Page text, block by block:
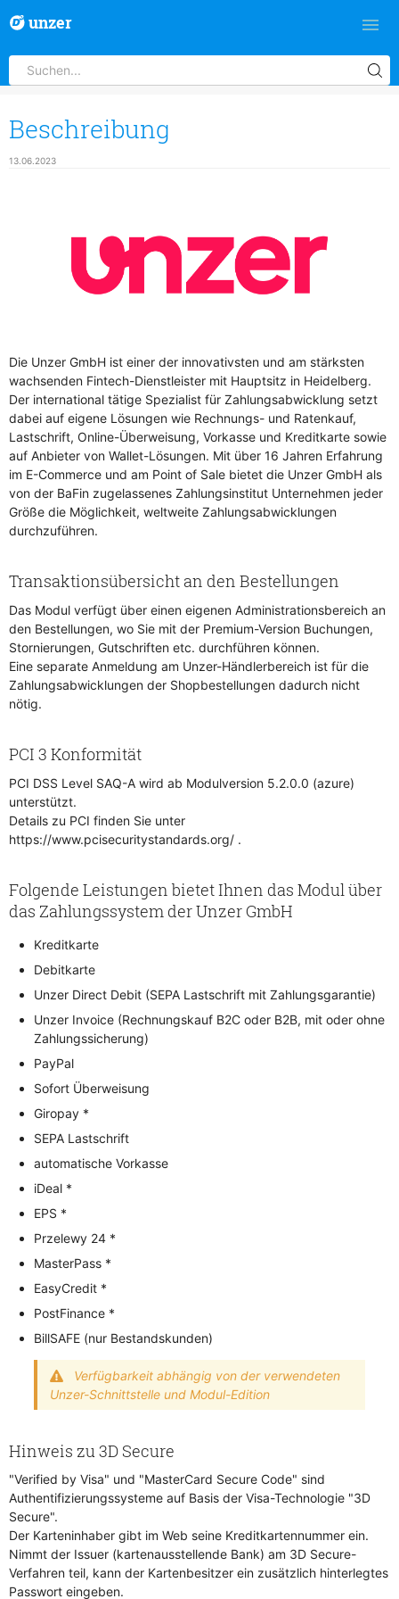
unzer
Beschreibung
13.06.2023
Die Unzer GmbH ist einer der innovativsten und am stärksten
wachsenden Fintech-Dienstleister mit Hauptsitz in Heidelberg.
Der international tätige Spezialist für Zahlungsabwicklung setzt
dabei auf eigene Lösungen wie Rechnungs- und Ratenkauf,
Lastschrift, Online-Überweisung, Vorkasse und Kreditkarte sowie
auf Anbieter von Wallet-Lösungen. Mit über 16 Jahren Erfahrung
im E-Commerce und am Point of Sale bietet die Unzer GmbH als
von der BaFin zugelassenes Zahlungsinstitut Unternehmen jeder
Größe die Möglichkeit, weltweite Zahlungsabwicklungen
durchzuführen.
Transaktionsübersicht an den Bestellungen
Das Modul verfügt über einen eigenen Administrationsbereich an
den Bestellungen, wo Sie mit der Premium-Version Buchungen,
Stornierungen, Gutschriften etc. durchführen können.
Eine separate Anmeldung am Unzer-Händlerbereich ist für die
Zahlungsabwicklungen der Shopbestellungen dadurch nicht
nötig.
PCI 3 Konformität
PCI DSS Level SAQ-A wird ab Modulversion 5.2.0.0 (azure)
unterstützt.
Details zu PCI finden Sie unter
https://www.pcisecuritystandards.org/ .
Folgende Leistungen bietet Ihnen das Modul über
das Zahlungssystem der Unzer GmbH
Kreditkarte
Debitkarte
Unzer Direct Debit (SEPA Lastschrift mit Zahlungsgarantie)
Unzer Invoice (Rechnungskauf B2C oder B2B, mit oder ohne
Zahlungssicherung)
PayPal
Sofort Überweisung
Giropay *
SEPA Lastschrift
automatische Vorkasse
iDeal *
EPS *
Przelewy 24 *
MasterPass *
EasyCredit *
PostFinance *
BillSAFE (nur Bestandskunden)
Verfügbarkeit abhängig von der verwendeten
Unzer-Schnittstelle und Modul-Edition
Hinweis zu 3D Secure
"Verified by Visa" und "MasterCard Secure Code" sind
Authentifizierungssysteme auf Basis der Visa-Technologie "3D
Secure".
Der Karteninhaber gibt im Web seine Kreditkartennummer ein.
Nimmt der Issuer (kartenausstellende Bank) am 3D Secure-
Verfahren teil, kann der Kartenbesitzer ein zusätzlich hinterlegtes
Passwort eingeben.